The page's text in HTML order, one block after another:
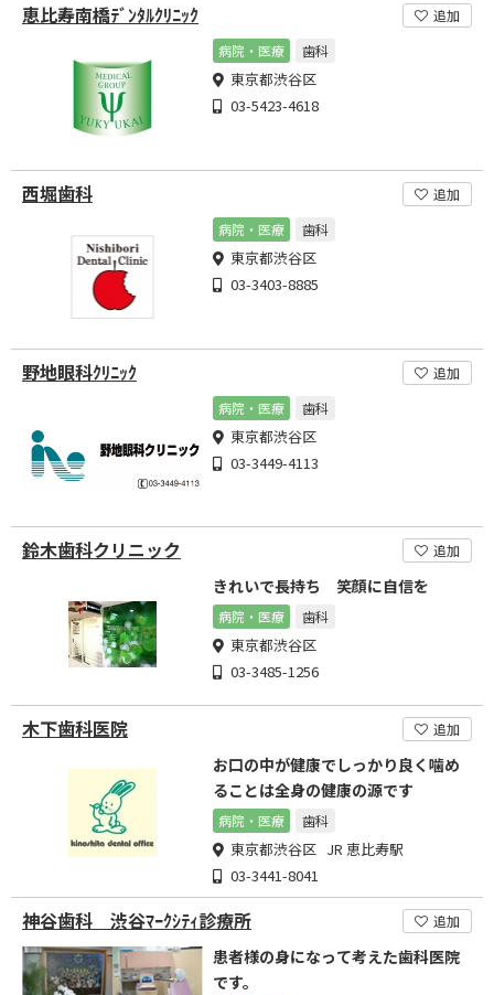
恵比寿南橋ﾃﾞﾝﾀﾙｸﾘﾆｯｸ
追加
病院・医療
歯科
東京都渋谷区
03-5423-4618
西堀歯科
追加
病院・医療
歯科
東京都渋谷区
03-3403-8885
野地眼科ｸﾘﾆｯｸ
追加
病院・医療
歯科
東京都渋谷区
03-3449-4113
鈴木歯科クリニック 追加
きれいで長持ち 笑顔に自信を
病院・医療 歯科
東京都渋谷区
03-3485-1256
木下歯科医院 追加
お口の中が健康でしっかり良く噛め
ることは全身の健康の源です
病院・医療 歯科
東京都渋谷区 JR 恵比寿駅
03-3441-8041
神谷歯科 渋谷ﾏｰｸｼﾃｨ診療所 追加
患者様の身になって考えた歯科医院
です。